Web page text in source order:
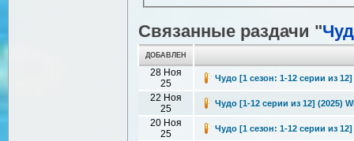
Связанные раздачи "
ДОБАВЛЕН
28 Ноя
25
Чудо [1 сезон: 1-12 серии из
22 Ноя
25
Чудо [1-12 серии из 12] (2025)
20 Ноя
25
Чудо [1 сезон: 1-12 серии из